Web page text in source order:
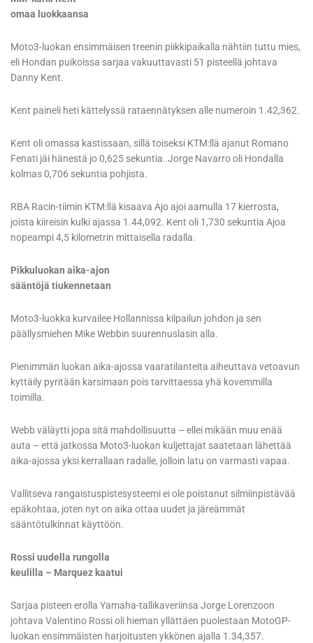
omaa luokkaansa
Moto3-luokan ensimmäisen treenin piikkipaikalla nähtiin tuttu mies,
eli Hondan puikoissa sarjaa vakuuttavasti 51 pisteellä johtava
Danny Kent.
Kent paineli heti kättelyssä rataennätyksen alle numeroin 1.42,362.
Kent oli omassa kastissaan, sillä toiseksi KTM:llä ajanut Romano
Fenati jäi hänestä jo 0,625 sekuntia. Jorge Navarro oli Hondalla
kolmas 0,706 sekuntia pohjista.
RBA Racin-tiimin KTM:llä kisaava Ajo ajoi aamulla 17 kierrosta,
joista kiireisin kulki ajassa 1.44,092. Kent oli 1,730 sekuntia Ajoa
nopeampi 4,5 kilometrin mittaisella radalla.
Pikkuluokan aika-ajon
sääntöjä tiukennetaan
Moto3-luokka kurvailee Hollannissa kilpailun johdon ja sen
päällysmiehen Mike Webbin suurennuslasin alla.
Pienimmän luokan aika-ajossa vaaratilanteita aiheuttava vetoavun
kyttäily pyritään karsimaan pois tarvittaessa yhä kovemmilla
toimilla.
Webb väläytti jopa sitä mahdollisuutta – ellei mikään muu enää
auta – että jatkossa Moto3-luokan kuljettajat saatetaan lähettää
aika-ajossa yksi kerrallaan radalle, jolloin latu on varmasti vapaa.
Vallitseva rangaistuspistesysteemi ei ole poistanut silmiinpistävää
epäkohtaa, joten nyt on aika ottaa uudet ja järeämmät
sääntötulkinnat käyttöön.
Rossi uudella rungolla
keulilla – Marquez kaatui
Sarjaa pisteen erolla Yamaha-tallikaveriinsa Jorge Lorenzoon
johtava Valentino Rossi oli hieman yllättäen puolestaan MotoGP-
luokan ensimmäisten harjoitusten ykkönen ajalla 1.34,357.